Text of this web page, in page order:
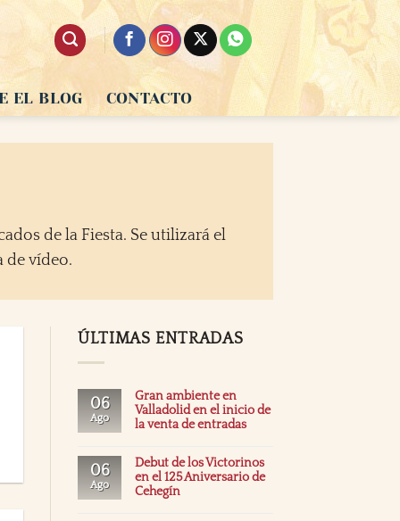
EL BLOG CONTACTO
de la Fiesta. Se utilizará el
de vídeo.
ÚLTIMAS ENTRADAS
06
Ago
Gran ambiente en
Valladolid en el inicio de
la venta de entradas
06
Ago
Debut de los Victorinos
en el 125 Aniversario de
Cehegín